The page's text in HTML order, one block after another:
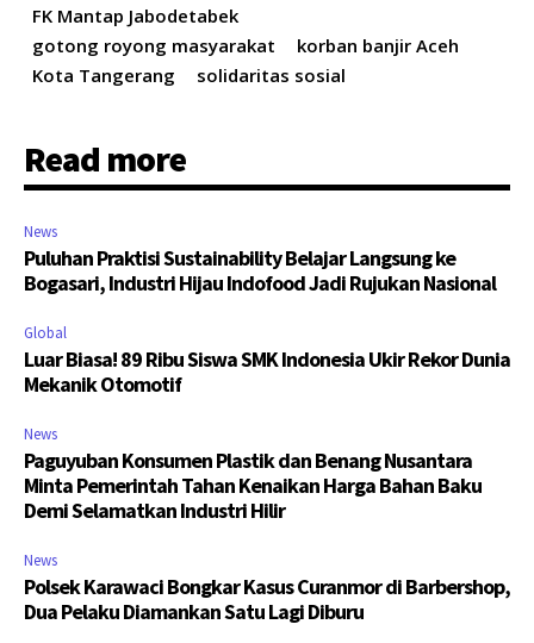
FK Mantap Jabodetabek
gotong royong masyarakat
korban banjir Aceh
Kota Tangerang
solidaritas sosial
Read more
News
Puluhan Praktisi Sustainability Belajar Langsung ke
Bogasari, Industri Hijau Indofood Jadi Rujukan Nasional
Global
Luar Biasa! 89 Ribu Siswa SMK Indonesia Ukir Rekor Dunia
Mekanik Otomotif
News
Paguyuban Konsumen Plastik dan Benang Nusantara
Minta Pemerintah Tahan Kenaikan Harga Bahan Baku
Demi Selamatkan Industri Hilir
News
Polsek Karawaci Bongkar Kasus Curanmor di Barbershop,
Dua Pelaku Diamankan Satu Lagi Diburu